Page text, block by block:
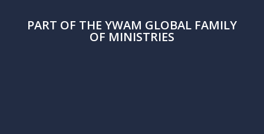
PART OF THE YWAM GLOBAL FAMILY
OF MINISTRIES